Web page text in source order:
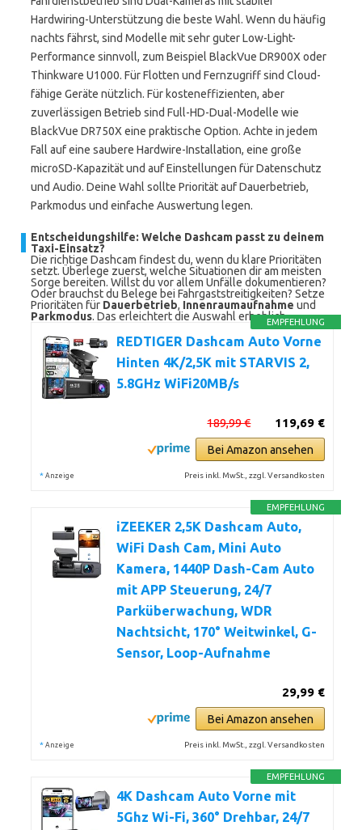
Hardwiring-Unterstützung die beste Wahl. Wenn du häufig
nachts fährst, sind Modelle mit sehr guter Low-Light-
Performance sinnvoll, zum Beispiel BlackVue DR900X oder
Thinkware U1000. Für Flotten und Fernzugriff sind Cloud-
fähige Geräte nützlich. Für kosteneffizienten, aber
zuverlässigen Betrieb sind Full-HD-Dual-Modelle wie
BlackVue DR750X eine praktische Option. Achte in jedem
Fall auf eine saubere Hardwire-Installation, eine große
microSD-Kapazität und auf Einstellungen für Datenschutz
und Audio. Deine Wahl sollte Priorität auf Dauerbetrieb,
Parkmodus und einfache Auswertung legen.
Entscheidungshilfe: Welche Dashcam passt zu deinem
Taxi-Einsatz?
Die richtige Dashcam findest du, wenn du klare Prioritäten
setzt. Überlege zuerst, welche Situationen dir am meisten
Sorge bereiten. Willst du vor allem Unfälle dokumentieren?
Oder brauchst du Belege bei Fahrgaststreitigkeiten? Setze
Prioritäten für Dauerbetrieb, Innenraumaufnahme und
Parkmodus. Das erleichtert die Auswahl erheblich.EMPFEHLUNG
REDTIGER Dashcam Auto Vorne
Hinten 4K/2,5K mit STARVIS 2,
5.8GHz WiFi20MB/s
119,69 €
189,99 €
Bei Amazon ansehen
* Anzeige Preis inkl. MwSt., zzgl. Versandkosten
EMPFEHLUNG
iZEEKER 2,5K Dashcam Auto,
WiFi Dash Cam, Mini Auto
Kamera, 1440P Dash-Cam Auto
mit APP Steuerung, 24/7
Parküberwachung, WDR
Nachtsicht, 170° Weitwinkel, G-
Sensor, Loop-Aufnahme
29,99 €
Bei Amazon ansehen
* Anzeige Preis inkl. MwSt., zzgl. Versandkosten
EMPFEHLUNG
4K Dashcam Auto Vorne mit
5Ghz Wi-Fi, 360° Drehbar, 24/7